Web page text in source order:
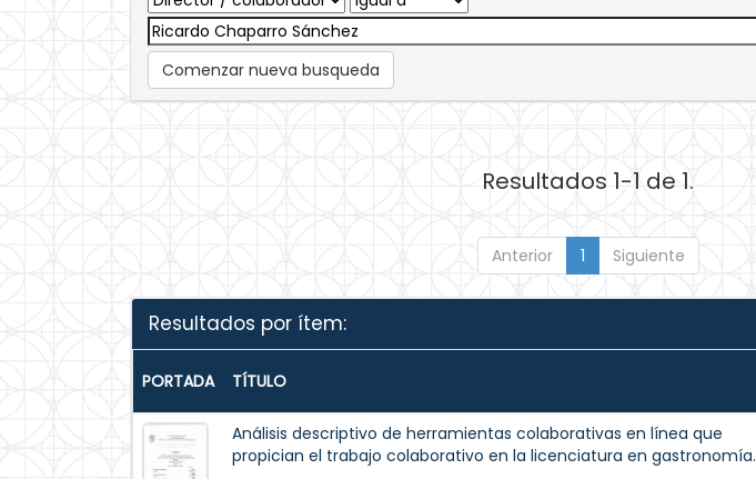
Comenzar nueva busqueda
Resultados 1-1 de 1.
Anterior 1 Siguiente
Resultados por ítem:
PORTADA TÍTULO
Análisis descriptivo de herramientas colaborativas en línea que
propician el trabajo colaborativo en la licenciatura en gastronomía.